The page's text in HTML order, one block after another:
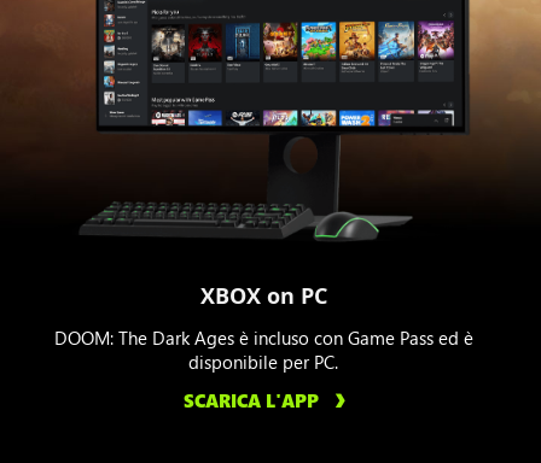
XBOX on PC
DOOM: The Dark Ages è incluso con Game Pass ed è
disponibile per PC.
SCARICA L'APP